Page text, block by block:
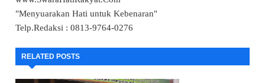
"Menyuarakan Hati untuk Kebenaran"
Telp.Redaksi : 0813-9764-0276
RELATED POSTS